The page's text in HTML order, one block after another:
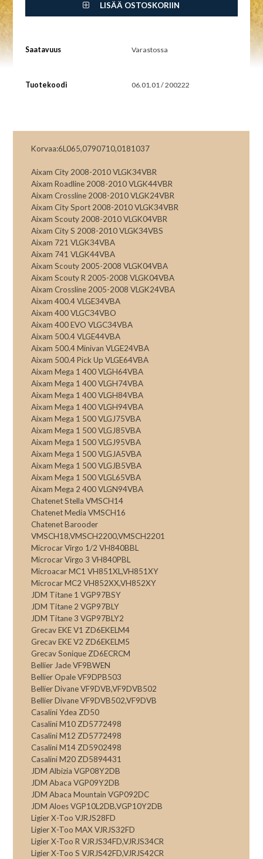
LISÄÄ OSTOSKORIIN
Saatavuus Varastossa
Tuotekoodi 06.01.01 / 200222
Korvaa:6L065,0790710,0181037
Aixam City 2008-2010 VLGK34VBR
Aixam Roadline 2008-2010 VLGK44VBR
Aixam Crossline 2008-2010 VLGK24VBR
Aixam City Sport 2008-2010 VLGK34VBR
Aixam Scouty 2008-2010 VLGK04VBR
Aixam City S 2008-2010 VLGK34VBS
Aixam 721 VLGK34VBA
Aixam 741 VLGK44VBA
Aixam Scouty 2005-2008 VLGK04VBA
Aixam Scouty R 2005-2008 VLGK04VBA
Aixam Crossline 2005-2008 VLGK24VBA
Aixam 400.4 VLGE34VBA
Aixam 400 VLGC34VBO
Aixam 400 EVO VLGC34VBA
Aixam 500.4 VLGE44VBA
Aixam 500.4 Minivan VLGE24VBA
Aixam 500.4 Pick Up VLGE64VBA
Aixam Mega 1 400 VLGH64VBA
Aixam Mega 1 400 VLGH74VBA
Aixam Mega 1 400 VLGH84VBA
Aixam Mega 1 400 VLGH94VBA
Aixam Mega 1 500 VLGJ75VBA
Aixam Mega 1 500 VLGJ85VBA
Aixam Mega 1 500 VLGJ95VBA
Aixam Mega 1 500 VLGJA5VBA
Aixam Mega 1 500 VLGJB5VBA
Aixam Mega 1 500 VLGL65VBA
Aixam Mega 2 400 VLGN94VBA
Chatenet Stella VMSCH14
Chatenet Media VMSCH16
Chatenet Barooder
VMSCH18,VMSCH2200,VMSCH2201
Microcar Virgo 1/2 VH840BBL
Microcar Virgo 3 VH840PBL
Microacar MC1 VH851XL,VH851XY
Microcar MC2 VH852XX,VH852XY
JDM Titane 1 VGP97BSY
JDM Titane 2 VGP97BLY
JDM Titane 3 VGP97BLY2
Grecav EKE V1 ZD6EKELM4
Grecav EKE V2 ZD6EKELM5
Grecav Sonique ZD6ECRCM
Bellier Jade VF9BWEN
Bellier Opale VF9DPB503
Bellier Divane VF9DVB,VF9DVB502
Bellier Divane VF9DVB502,VF9DVB
Casalini Ydea ZD50
Casalini M10 ZD5772498
Casalini M12 ZD5772498
Casalini M14 ZD5902498
Casalini M20 ZD5894431
JDM Albizia VGP08Y2DB
JDM Abaca VGP09Y2DB
JDM Abaca Mountain VGP092DC
JDM Aloes VGP10L2DB,VGP10Y2DB
Ligier X-Too VJRJS28FD
Ligier X-Too MAX VJRJS32FD
Ligier X-Too R VJRJS34FD,VJRJS34CR
Ligier X-Too S VJRJS42FD,VJRJS42CR